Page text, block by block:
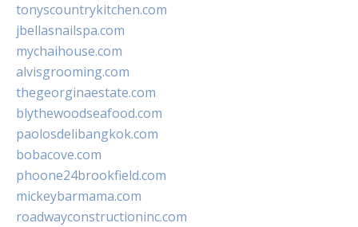
tonyscountrykitchen.com
jbellasnailspa.com
mychaihouse.com
alvisgrooming.com
thegeorginaestate.com
blythewoodseafood.com
paolosdelibangkok.com
bobacove.com
phoone24brookfield.com
mickeybarmama.com
roadwayconstructioninc.com